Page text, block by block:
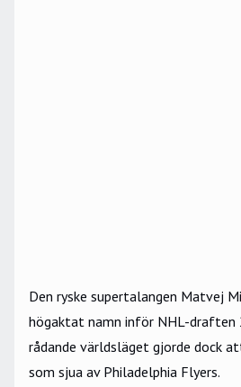
Den ryske supertalangen Matvej
högaktat namn inför NHL-draften
rådande världsläget gjorde dock
som sjua av Philadelphia Flyers.